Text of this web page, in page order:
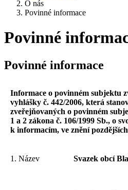
O nás
Povinné informace
Povinné
Povinné informace
Informace o povinném subjektu
vyhlášky č. 442/2006, která
zveřejňovaných o povinném
1 a 2 zákona č. 106/1999 Sb., o
k informacím, ve znění
1. Název Svazek obcí